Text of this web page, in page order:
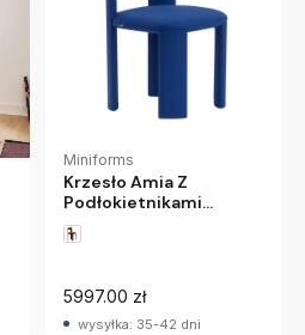
Miniforms
Krzesło Amia Z
Podłokietnikami
Miniforms
5997.00 zł
wysyłka: 35-42 dni